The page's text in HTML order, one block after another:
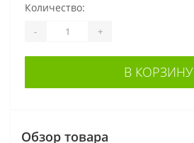
Количество:
- +
В КОРЗИНУ
Обзор товара